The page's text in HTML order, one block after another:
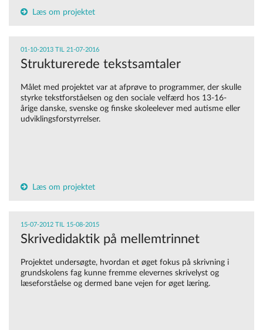
Læs om projektet
01-10-2013 TIL 21-07-2016
Strukturerede tekstsamtaler
Målet med projektet var at afprøve to programmer, der skulle
styrke tekstforståelsen og den sociale velfærd hos 13-16-
årige danske, svenske og finske skoleelever med autisme eller
udviklingsforstyrrelser.
Læs om projektet
15-07-2012 TIL 15-08-2015
Skrivedidaktik på mellemtrinnet
Projektet undersøgte, hvordan et øget fokus på skrivning i
grundskolens fag kunne fremme elevernes skrivelyst og
læseforståelse og dermed bane vejen for øget læring.